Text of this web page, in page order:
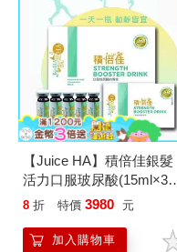
【Juice HA】積倍佳銀髮
活力口服玻尿酸(15ml×30
瓶/盒)
8 折 特價 3980 元
加入購物車